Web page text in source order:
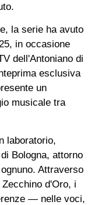
la serie ha avuto
in occasione
dell'Antoniano di
esclusiva
un
musicale tra
laboratorio,
Bologna, attorno
Attraverso
d'Oro, i
— nelle voci,